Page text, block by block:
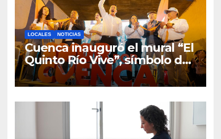
LOCALES NOTICIAS
Cuenca inauguró el mural “El
Quinto Río Vive”, símbolo de
la defensa ciudadana del
agua